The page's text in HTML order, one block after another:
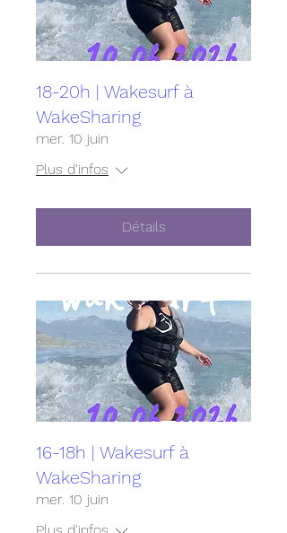
18-20h | Wakesurf à
WakeSharing
mer. 10 juin
Plus d'infos
Détails
16-18h | Wakesurf à
WakeSharing
mer. 10 juin